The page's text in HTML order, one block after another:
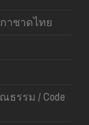
าชาดไทย
รรม / Code